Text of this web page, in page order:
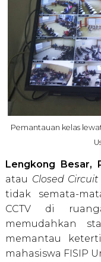
Pemantauan kelas
Lengkong Besar,
atau Closed Circuit
tidak semata-
CCTV di
memudahkan
memantau
mahasiswa FISIP